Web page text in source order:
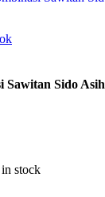
Sawitan Sido
stock